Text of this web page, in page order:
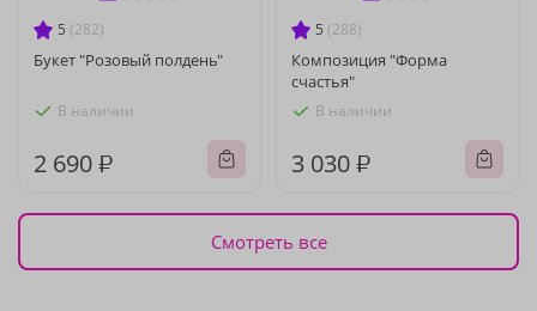
5 (282)
Букет "Розовый полдень"
В наличии
2 690 ₽
5 (288)
Композиция "Форма
счастья"
В наличии
3 030 ₽
Смотреть все